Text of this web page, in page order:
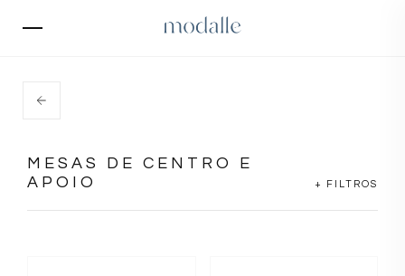
MESAS DE CENTRO E
APOIO
+ FILTROS